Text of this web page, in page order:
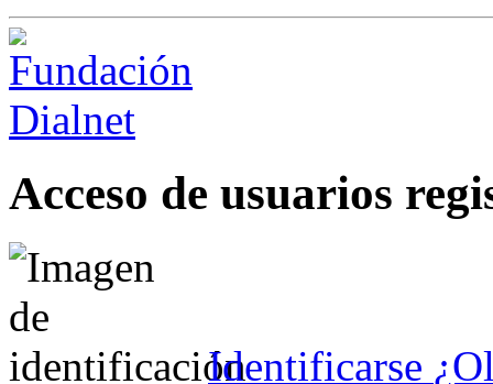
Acceso de usuarios
Identificarse